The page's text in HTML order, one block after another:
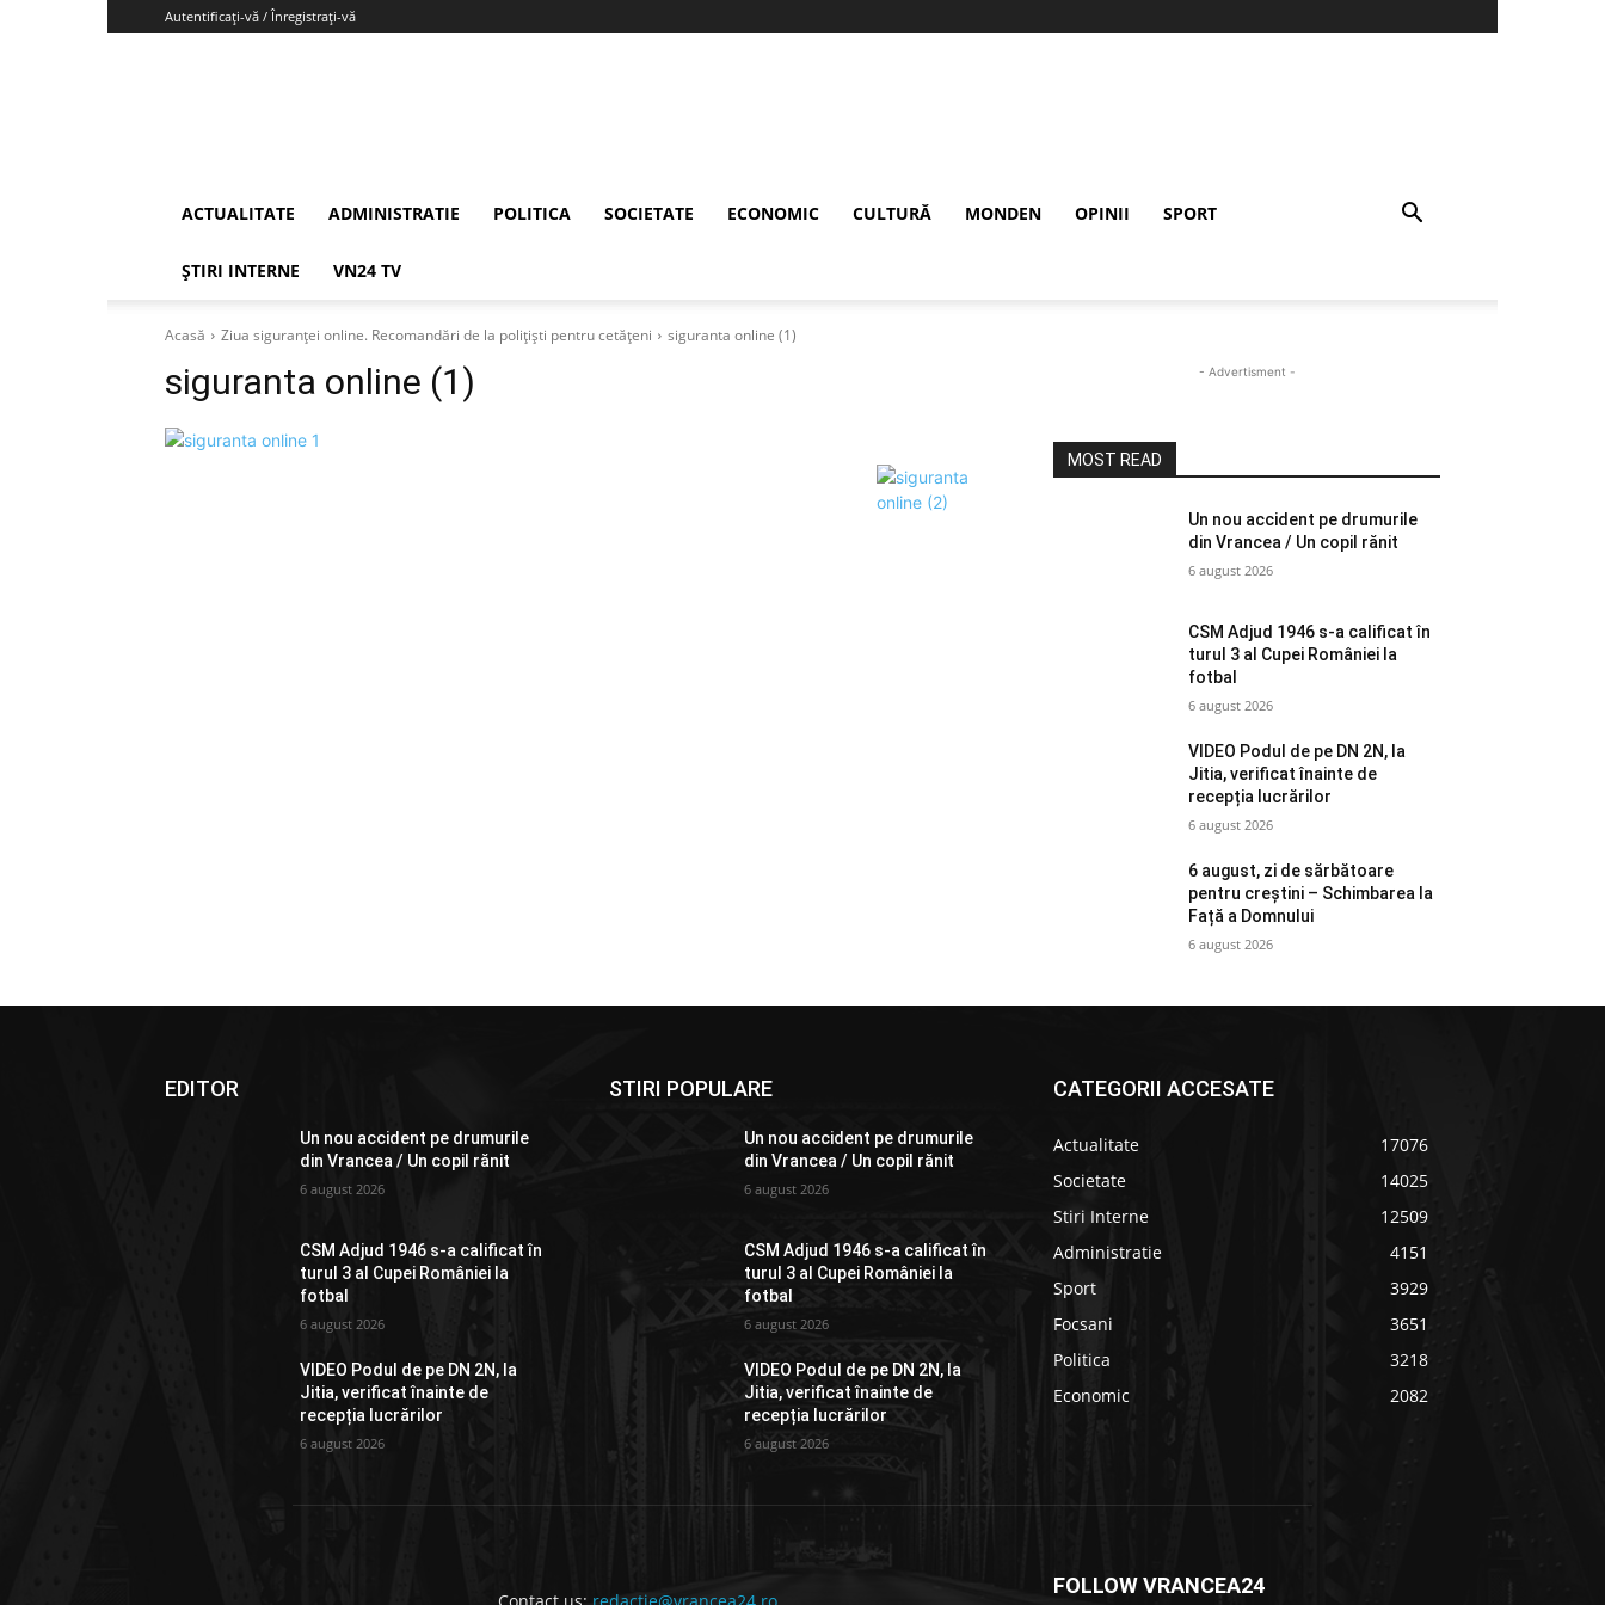
Autentificați-vă / Înregistrați-vă
ACTUALITATE ADMINISTRATIE POLITICA SOCIETATE ECONOMIC CULTURĂ MONDEN OPINII SPORT
ȘTIRI INTERNE VN24 TV
Acasă Ziua siguranței online. Recomandări de la polițiști pentru cetățeni siguranta online (1)
siguranta online (1) - Advertisment -
MOST READ
Un nou accident pe drumurile
din Vrancea / Un copil rănit
6 august 2026
CSM Adjud 1946 s-a calificat în
turul 3 al Cupei României la
fotbal
6 august 2026
VIDEO Podul de pe DN 2N, la
Jitia, verificat înainte de
recepția lucrărilor
6 august 2026
6 august, zi de sărbătoare
pentru creștini – Schimbarea la
Față a Domnului
6 august 2026
EDITOR
Un nou accident pe drumurile
din Vrancea / Un copil rănit
6 august 2026
CSM Adjud 1946 s-a calificat în
turul 3 al Cupei României la
fotbal
6 august 2026
VIDEO Podul de pe DN 2N, la
Jitia, verificat înainte de
recepția lucrărilor
6 august 2026
STIRI POPULARE
Un nou accident pe drumurile
din Vrancea / Un copil rănit
6 august 2026
CSM Adjud 1946 s-a calificat în
turul 3 al Cupei României la
fotbal
6 august 2026
VIDEO Podul de pe DN 2N, la
Jitia, verificat înainte de
recepția lucrărilor
6 august 2026
CATEGORII ACCESATE
Actualitate
17076
Societate
14025
Stiri Interne
12509
Administratie
4151
Sport
3929
Focsani
3651
Politica
3218
Economic
2082
FOLLOW VRANCEA24